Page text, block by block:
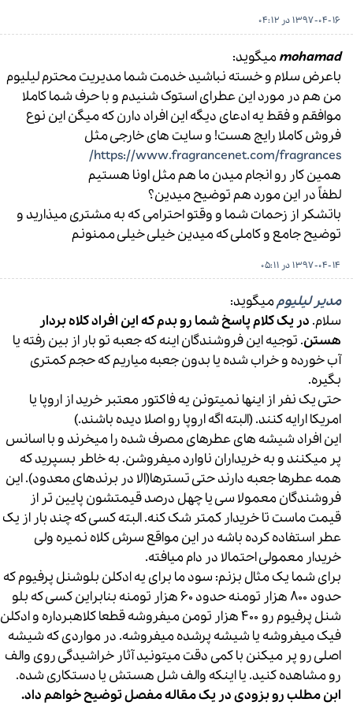
1397-04-16 در 04:12
mohamad میگوید:
باعرض سلام و خسته نباشید خدمت شما مدیریت محترم لیلیوم
من هم در مورد این عطرای استوک شنیدم و با حرف شما کاملا
موافقم و فقط یه ادعای دیگه این افراد دارن که میگن این نوع
فروش کاملا رایج هست! و سایت های خارجی مثل
https://www.fragrancenet.com/fragrances/
همین کار رو انجام میدن ما هم مثل اونا هستیم
لطفاً در این مورد هم توضیح میدین؟
باتشکر از زحمات شما و وقتو احترامی که به مشتری میذارید و
توضیح جامع و کاملی که میدین خیلی خیلی ممنونم
1397-04-14 در 05:11
مدیر لیلیوممیگوید:
سلام. در یک کلام پاسخ شما رو بدم که این افراد کلاه بردار
هستن. توجیه این فروشندگان اینه که جعبه تو بار از بین رفته یا
آب خورده و خراب شده یا بدون جعبه میاریم که حجم کمتری
بگیره.
حتی یک نفر از اینها نمیتونن یه فاکتور معتبر خرید از اروپا یا
امریکا ارایه کنند. (البته اگه اروپا رو اصلا دیده باشند.)
این افراد شیشه های عطرهای مصرف شده را میخرند و با اسانس
پر میکنند و به خریداران ناوارد میفروشن. به خاطر بسپرید که
همه عطرها جعبه دارند حتی تسترها(الا در برندهای معدود). این
فروشندگان معمولا سی یا چهل درصد قیمتشون پایین تر از
قیمت ماست تا خریدار کمتر شک کنه. البته کسی که چند بار از یک
عطر استفاده کرده باشه در این مواقع سرش کلاه نمیره ولی
خریدار معمولی احتمالا در دام میافته.
برای شما یک مثال بزنم: سود ما برای یه ادکلن بلوشنل پرفیوم که
حدود ۸۰۰ هزار تومنه حدود ۶۰ هزار تومنه بنابراین کسی که بلو
شنل پرفیوم رو ۴۰۰ هزار تومن میفروشه قطعا کلاهبرداره و ادکلن
فیک میفروشه یا شیشه پرشده میفروشه. در مواردی که شیشه
اصلی رو پر میکنن با کمی دقت میتونید آثار خراشیدگی روی والف
رو مشاهده کنید. یا اینکه والف شل هستش یا دستکاری شده.
ابن مطلب رو بزودی در یک مقاله مفصل توضیح خواهم داد.